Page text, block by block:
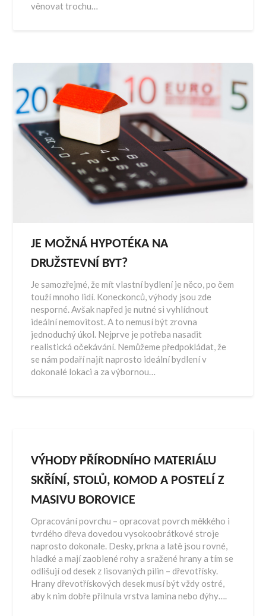
věnovat trochu…
JE MOŽNÁ HYPOTÉKA NA
DRUŽSTEVNÍ BYT?
Je samozřejmé, že mít vlastní bydlení je něco, po čem
touží mnoho lidí. Koneckonců, výhody jsou zde
nesporné. Avšak napřed je nutné si vyhlídnout
ideální nemovitost. A to nemusí být zrovna
jednoduchý úkol. Nejprve je potřeba nasadit
realistická očekávání. Nemůžeme předpokládat, že
se nám podaří najít naprosto ideální bydlení v
dokonalé lokaci a za výbornou…
VÝHODY PŘÍRODNÍHO MATERIÁLU
SKŘÍNÍ, STOLŮ, KOMOD A POSTELÍ Z
MASIVU BOROVICE
Opracování povrchu – opracovat povrch měkkého i
tvrdého dřeva dovedou vysokoobrátkové stroje
naprosto dokonale. Desky, prkna a latě jsou rovné,
hladké a mají zaoblené rohy a sražené hrany a tím se
odlišují od desek z lisovaných pilin – dřevotřísky.
Hrany dřevotřískových desek musí být vždy ostré,
aby k nim dobře přilnula vrstva lamina nebo dýhy….